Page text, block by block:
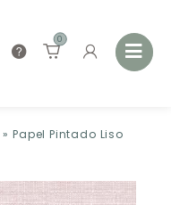
0
»Papel Pintado Liso